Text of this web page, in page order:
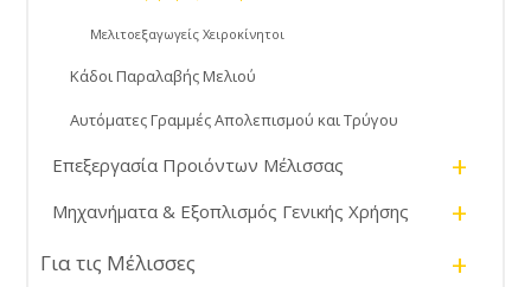
Μελιτοεξαγωγείς Χειροκίνητοι
Κάδοι Παραλαβής Μελιού
Αυτόματες Γραμμές Απολεπισμού και Τρύγου
Επεξεργασία Προιόντων Μέλισσας +
Μηχανήματα & Εξοπλισμός Γενικής Χρήσης +
Για τις Μέλισσες +